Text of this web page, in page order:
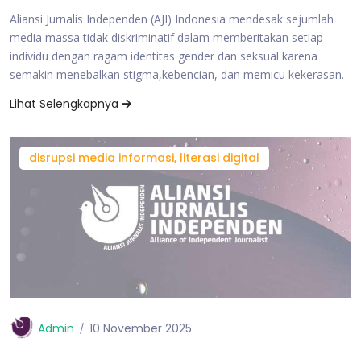
Aliansi Jurnalis Independen (AJI) Indonesia mendesak sejumlah
media massa tidak diskriminatif dalam memberitakan setiap
individu dengan ragam identitas gender dan seksual karena
semakin menebalkan stigma,kebencian, dan memicu kekerasan.
Lihat Selengkapnya
disrupsi media informasi, literasi digital
Admin 10 November 2025